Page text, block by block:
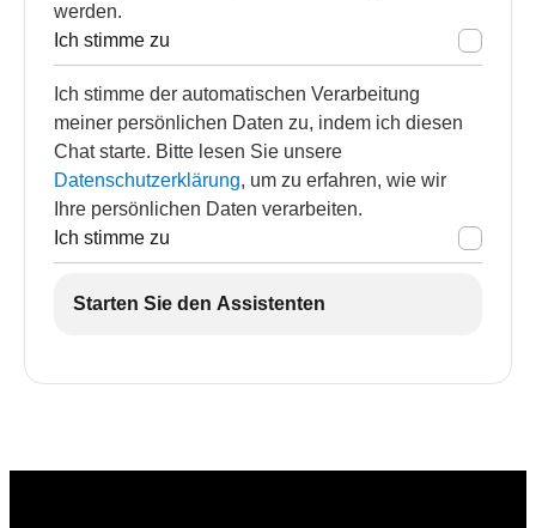
werden.
Ich stimme zu
Ich stimme der automatischen Verarbeitung
meiner persönlichen Daten zu, indem ich diesen
Chat starte. Bitte lesen Sie unsere
Datenschutzerklärung, um zu erfahren, wie wir
Ihre persönlichen Daten verarbeiten.
Ich stimme zu
Starten Sie den Assistenten